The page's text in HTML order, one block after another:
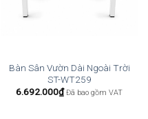
Bàn Sân Vườn Dài Ngoài Trời
ST-WT259
6.692.000₫ Đã bao gồm VAT